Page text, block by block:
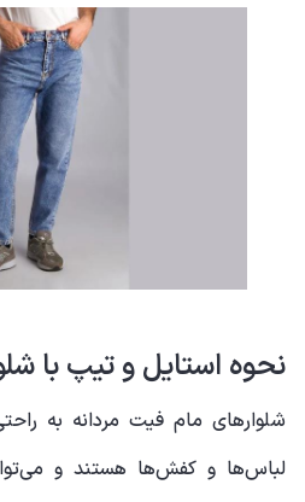
نحوه استایل و تیپ با
شلوارهای مام فیت مردانه به
لباس‌ها و کفش‌ها هستند و